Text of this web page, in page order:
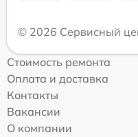
© 2026 Сервисный
Стоимость ремонта
Оплата и доставка
Контакты
Вакансии
О компании